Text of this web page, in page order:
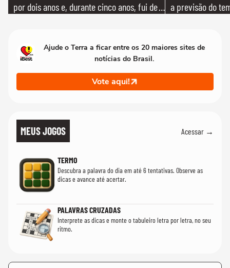
por dois anos e, durante cinco anos, fui de
a previsão do
Ajude o Terra a ficar entre os 20 maiores sites de
notícias do Brasil.
Vote aqui!
MEUS JOGOS Acessar →
TERMO
Descubra a palavra do dia em até 6 tentativas. Observe as
dicas e avance até acertar.
PALAVRAS CRUZADAS
Interprete as dicas e monte o tabuleiro letra por letra, no seu
ritmo.